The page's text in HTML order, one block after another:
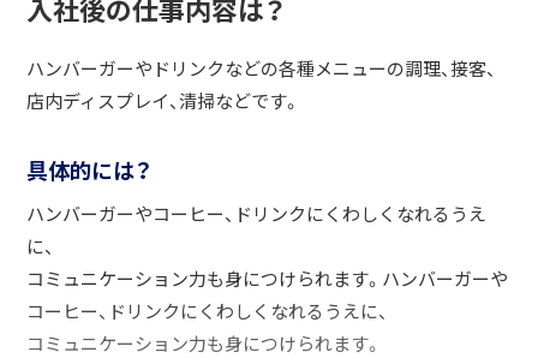
入社後の仕事内容は？
ハンバーガーやドリンクなどの各種メニューの調理、接客、
店内ディスプレイ、清掃などです。
具体的には？
ハンバーガーやコーヒー、ドリンクにくわしくなれるうえ
に、
コミュニケーション力も身につけられます。ハンバーガーや
コーヒー、ドリンクにくわしくなれるうえに、
コミュニケーション力も身につけられます。